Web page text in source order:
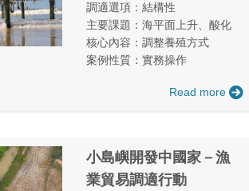
調適選項：結構性
主要課題：海平面上升、酸化
核心內容：調整養殖方式
案例性質：實務操作
Read more
小島嶼開發中國家－漁
業貿易調適行動